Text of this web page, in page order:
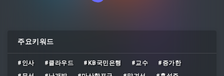
주요키워드
#인사 #클라우드 #KB국민은행 #교수
#증가한